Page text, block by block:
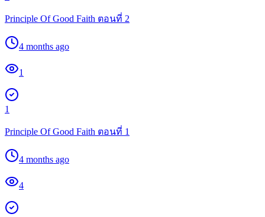
Principle Of Good Faith ตอนที่ 2
4 months ago
1
1
Principle Of Good Faith ตอนที่ 1
4 months ago
4